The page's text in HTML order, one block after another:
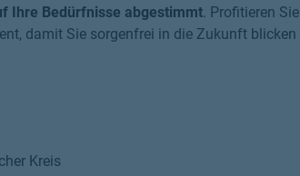
Ihre Bedürfnisse abgestimmt. Profitieren Sie
damit Sie sorgenfrei in die Zukunft blicken
Kreis